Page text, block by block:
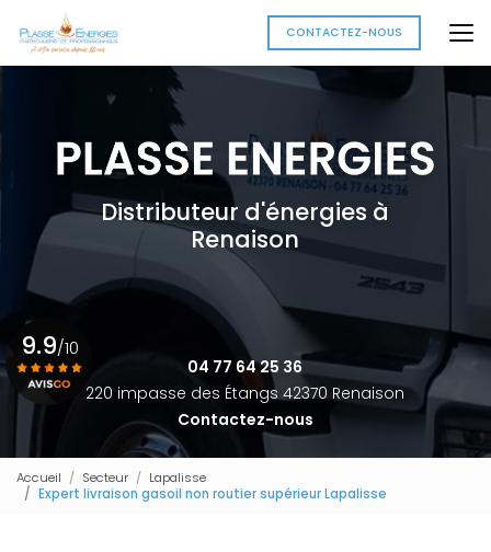
au
contenu
principal
CONTACTEZ-NOUS
Distributeur d'énergies à
Renaison
04 77 64 25 36
220 impasse des Étangs 42370 Renaison
Contactez-nous
9.9/10
Accueil Secteur
Lapalisse
Expert livraison gasoil non routier supérieur Lapalisse